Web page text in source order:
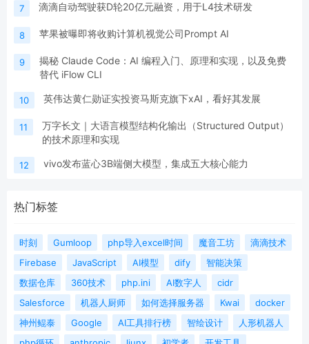
7 滴滴自动驾驶获D轮20亿元融资，用于L4技术研发
8 苹果被曝即将收购计算机视觉公司Prompt AI
9
揭秘 Claude Code：AI 编程入门、原理和实现，以及免费
替代 iFlow CLI
10 英伟达黄仁勋证实投资马斯克旗下xAI，看好其发展
11
万字长文｜大语言模型结构化输出（Structured Output）
的技术原理和实现
12 vivo发布蓝心3B端侧大模型，集成五大核心能力
热门标签
时刻 Gumloop php导入excel时间 魔音工坊
滴滴技术
Firebase
JavaScript AI模型 dify
智能决策
数据仓库
360技术 php.ini AI数字人
cidr
Salesforce
机器人厨师 如何选择服务器 Kwai
docker
神州鲲泰
Google AI工具排行榜 智绘设计
人形机器人